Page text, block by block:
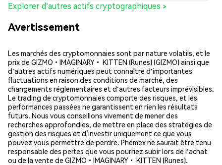
Explorer d'autres actifs cryptographiques >
Avertissement
Les marchés des cryptomonnaies sont par nature volatils, et le
prix de GIZMO•IMAGINARY• KITTEN (Runes) (GIZMO) ainsi que
d'autres actifs numériques peut connaître d'importantes
fluctuations en raison des conditions de marché, des
changements réglementaires et d'autres facteurs imprévisibles.
Le trading de cryptomonnaies comporte des risques, et les
performances passées ne garantissent en rien les résultats
futurs. Nous vous conseillons vivement de mener des
recherches approfondies, de mettre en place des stratégies de
gestion des risques et d’investir uniquement ce que vous
pouvez vous permettre de perdre. Phemex ne saurait être tenu
responsable des pertes que vous pourriez subir lors de l'achat
ou de la vente de GIZMO•IMAGINARY• KITTEN (Runes).